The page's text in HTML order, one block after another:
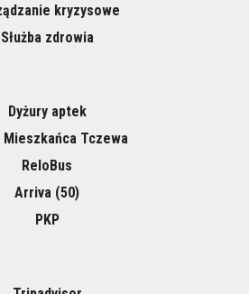
kryzysowe
Służba zdrowia
Dyżury aptek
Mieszkańca Tczewa
ReloBus
Arriva (50)
PKP